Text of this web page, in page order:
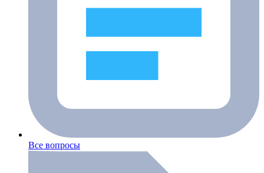
Все вопросы